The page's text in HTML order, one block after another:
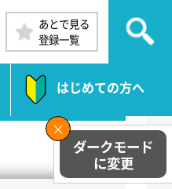
あとで見る
登録一覧
はじめての方へ